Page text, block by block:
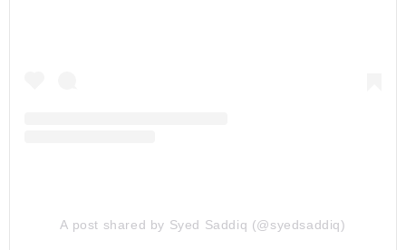
A post shared by Syed Saddiq (@syedsaddiq)